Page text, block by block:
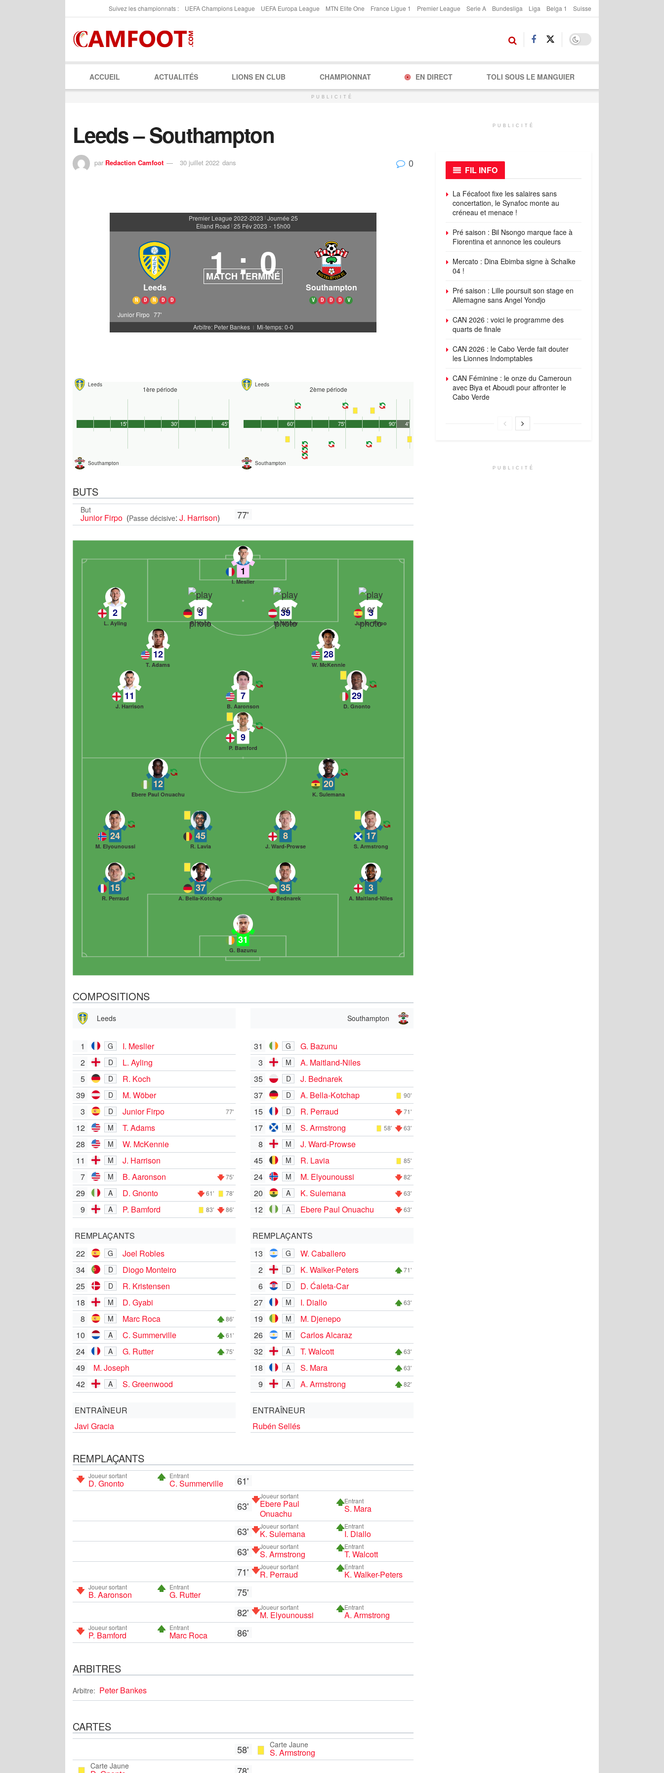
Suivez les championnats : UEFA Champions League UEFA Europa League MTN Elite One France Ligue 1 Premier League Serie A Bundesliga Liga Belga 1 Suisse
ACCUEIL ACTUALITÉS LIONS EN CLUB CHAMPIONNAT EN DIRECT TOLI SOUS LE MANGUIER
PUBLICITÉ
Leeds – Southampton
par Redaction Camfoot 30 juillet 2022 dans 0
Premier League 2022-2023 | Journée 25
Elland Road | 25 Fév 2023 - 15h00
Leeds
N D N D D
1 : 0
MATCH TERMINÉ
Southampton
V D D D V
Junior Firpo 77'
Arbitre: Peter Bankes | Mi-temps: 0-0
Leeds
1ère période
Southampton
45'
15' 30'
Leeds
2ème période
Southampton
90'
60' 75' 4'
BUTS
But
Junior Firpo (Passe décisive: J. Harrison) 77'
1
I. Meslier
3
Junior Firpo
39
M. Wöber
5
R. Koch
2
L. Ayling
28
W. McKennie
12
T. Adams
29
D. Gnonto
7
B. Aaronson
11
J. Harrison
9
P. Bamford
31
G. Bazunu
15
R. Perraud
37
A. Bella-Kotchap
35
J. Bednarek
3
A. Maitland-Niles
24
M. Elyounoussi
45
R. Lavia
8
J. Ward-Prowse
17
S. Armstrong
12
Ebere Paul Onuachu
20
K. Sulemana
COMPOSITIONS
Leeds
1 G
I. Meslier
2
D
L. Ayling
5
D
R. Koch
39
D
M. Wöber
3
D Junior Firpo 77'
12 M
T. Adams
28
M
W. McKennie
11
M
J. Harrison
7
M B. Aaronson 75'
29 A D. Gnonto 61' 78'
9 A P. Bamford 83' 86'
REMPLAÇANTS
22
G
Joel Robles
34
D
Diogo Monteiro
25
D
R. Kristensen
18
M
D. Gyabi
8
M Marc Roca 86'
10 A C. Summerville 61'
24 A G. Rutter 75'
49
M. Joseph
42
A S. Greenwood
ENTRAÎNEUR
Javi Gracia
Southampton
31 G
G. Bazunu
3
M
A. Maitland-Niles
35
D
J. Bednarek
37
D A. Bella-Kotchap 90'
15 D R. Perraud 71'
17 M S. Armstrong 58' 63'
8 M
J. Ward-Prowse
45
M R. Lavia 85'
24 M M. Elyounoussi 82'
20 A K. Sulemana 63'
12 A Ebere Paul Onuachu 63'
REMPLAÇANTS
13
G
W. Caballero
2
D K. Walker-Peters 71'
6 D
D. Ćaleta-Car
27
M I. Diallo 63'
19 M
M. Djenepo
26
M
Carlos Alcaraz
32
A T. Walcott 63'
18 A S. Mara 63'
9 A A. Armstrong 82'
ENTRAÎNEUR
Rubén Sellés
REMPLAÇANTS
Joueur sortant
D. Gnonto
Entrant
C. Summerville
61'
63'
Joueur sortant
Ebere Paul
Onuachu
Entrant
S. Mara
63' Joueur sortant
K. Sulemana
Entrant
I. Diallo
63' Joueur sortant
S. Armstrong
Entrant
T. Walcott
71' Joueur sortant
R. Perraud
Entrant
K. Walker-Peters
Joueur sortant
B. Aaronson
Entrant
G. Rutter
75'
82'
Joueur sortant
M. Elyounoussi
Entrant
A. Armstrong
Joueur sortant
P. Bamford
Entrant
Marc Roca 86'
ARBITRES
Arbitre: Peter Bankes
CARTES
58' Carte Jaune
S. Armstrong
Carte Jaune 78'
PUBLICITÉ
FIL INFO
La Fécafoot fixe les salaires sans
concertation, le Synafoc monte au
créneau et menace !
Pré saison : Bil Nsongo marque face à
Fiorentina et annonce les couleurs
Mercato : Dina Ebimba signe à Schalke
04 !
Pré saison : Lille poursuit son stage en
Allemagne sans Angel Yondjo
CAN 2026 : voici le programme des
quarts de finale
CAN 2026 : le Cabo Verde fait douter
les Lionnes Indomptables
CAN Féminine : le onze du Cameroun
avec Biya et Aboudi pour affronter le
Cabo Verde
PUBLICITÉ